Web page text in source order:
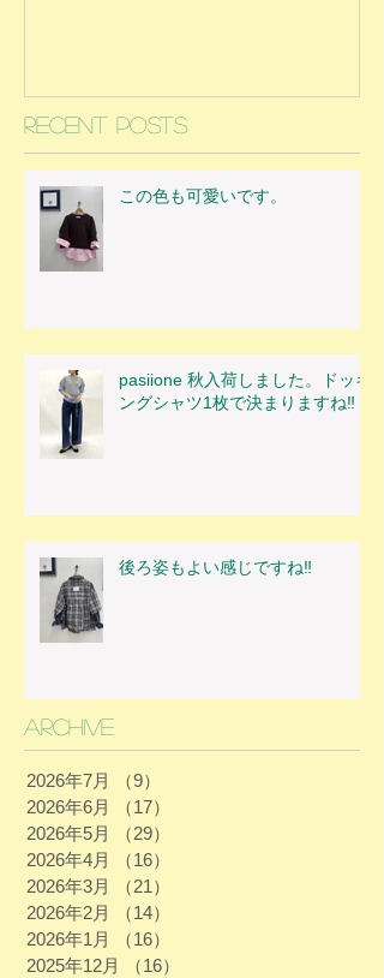
Recent Posts
この色も可愛いです。
pasiione 秋入荷しました。ドッキ
ングシャツ1枚で決まりますね‼
後ろ姿もよい感じですね‼
Archive
2026年7月 （9）
2026年6月
（17）
2026年5月
（29）
2026年4月
（16）
2026年3月
（21）
2026年2月
（14）
2026年1月
（16）
2025年12月
（16）